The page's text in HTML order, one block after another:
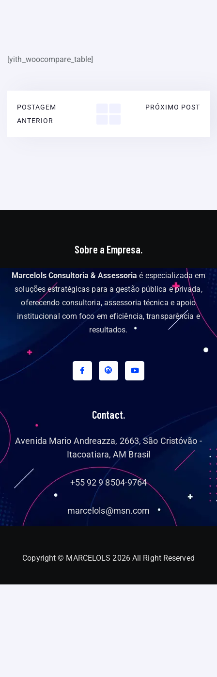
[yith_woocompare_table]
POSTAGEM
ANTERIOR
PRÓXIMO POST
Sobre a Empresa.
Marcelols Consultoria & Assessoria é especializada em
soluções estratégicas para a gestão pública e privada,
oferecendo consultoria, assessoria técnica e apoio
institucional com foco em eficiência, transparência e
resultados.
Contact.
Avenida Mario Andreazza, 2663, São Cristóvão -
Itacoatiara, AM Brasil
+55 92 9 8504-9764
marcelols@msn.com
Copyright © MARCELOLS 2026 All Right Reserved